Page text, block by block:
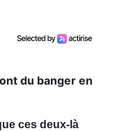
du banger en
ces deux-là